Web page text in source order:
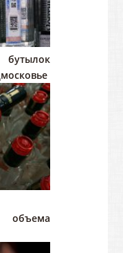
бутылок
объема